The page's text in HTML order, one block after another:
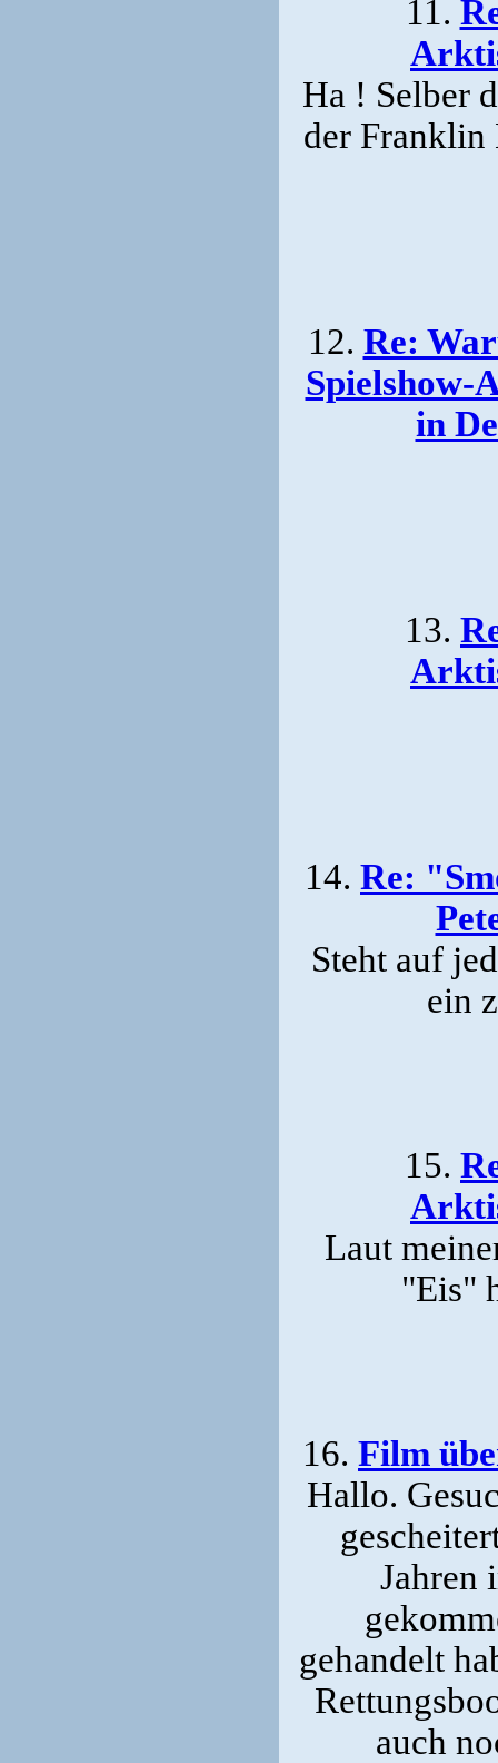
11.
Ha ! Selber
der Franklin
12. Re:
Spielshow-
in
13.
14. Re:
Steht auf
ein
15.
Laut
"Eis"
16. Film
Hallo.
Jahren
gehandelt
auch